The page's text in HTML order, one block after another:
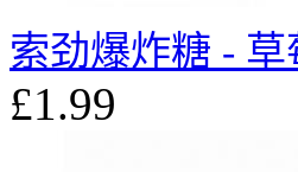
索劲爆炸糖 - 草
£1.99